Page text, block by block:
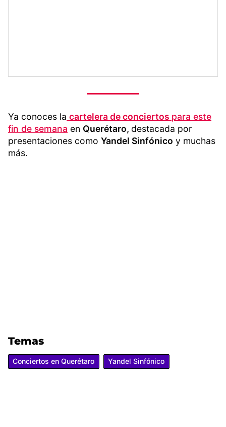
Ya conoces la cartelera de conciertos para este
fin de semana en Querétaro, destacada por
presentaciones como Yandel Sinfónico y muchas
más.
Temas
Conciertos en Querétaro Yandel Sinfónico